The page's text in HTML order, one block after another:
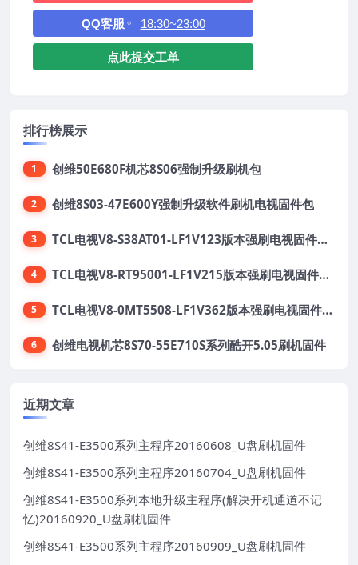
QQ客服♀ 18:30~23:00
点此提交工单
排行榜展示
1 创维50E680F机芯8S06强制升级刷机包
2 创维8S03-47E600Y强制升级软件刷机电视固件包
3 TCL电视V8-S38AT01-LF1V123版本强刷电视固件包下载
4 TCL电视V8-RT95001-LF1V215版本强刷电视固件包下载
5 TCL电视V8-0MT5508-LF1V362版本强刷电视固件包下载
6 创维电视机芯8S70-55E710S系列酷开5.05刷机固件
近期文章
创维8S41-E3500系列主程序20160608_U盘刷机固件
创维8S41-E3500系列主程序20160704_U盘刷机固件
创维8S41-E3500系列本地升级主程序(解决开机通道不记
忆)20160920_U盘刷机固件
创维8S41-E3500系列主程序20160909_U盘刷机固件